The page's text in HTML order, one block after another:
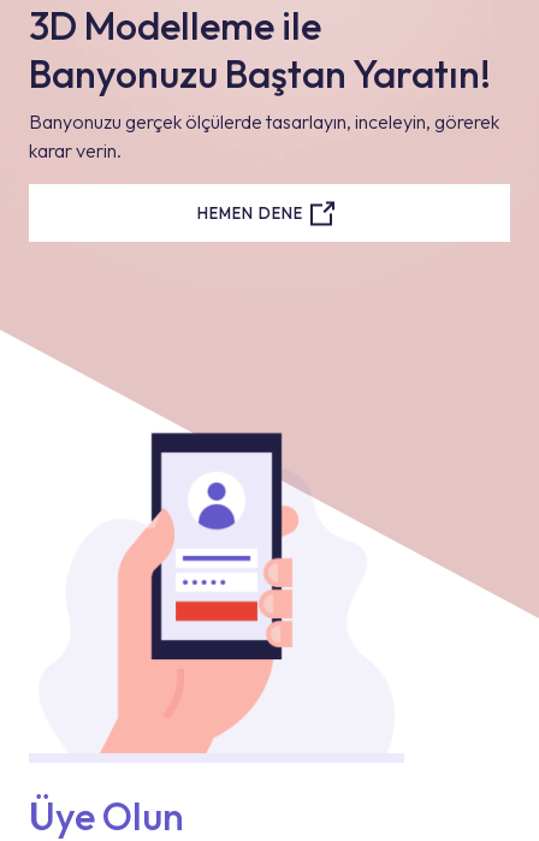
3D Modelleme ile
Banyonuzu Baştan Yaratın!
Banyonuzu gerçek ölçülerde tasarlayın, inceleyin, görerek
karar verin.
HEMEN DENE
Üye Olun